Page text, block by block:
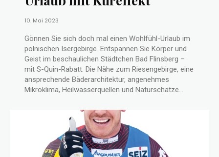
10. Mai 2023
Gönnen Sie sich doch mal einen Wohlfühl-Urlaub im
polnischen Isergebirge. Entspannen Sie Körper und
Geist im beschaulichen Städtchen Bad Flinsberg –
mit S-Quin-Rabatt. Die Nähe zum Riesengebirge, eine
ansprechende Bäderarchitektur, angenehmes
Mikroklima, Heilwasserquellen und Naturschätze...